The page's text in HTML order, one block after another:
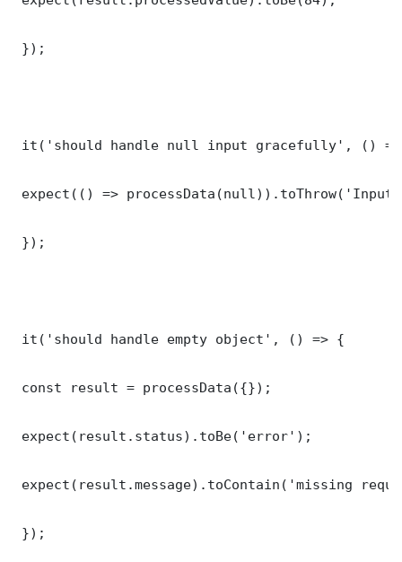
});
it('should handle null input gracefully', ()
expect(() =>
});
it('should handle empty object', () => {
const result = processData({});
expect(result.status).toBe('error');
expect(result.message).toContain('missing
});